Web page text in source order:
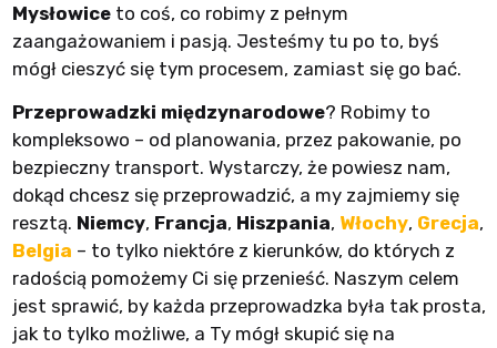
Mysłowiceto coś, co robimy z pełnym
zaangażowaniem i pasją. Jesteśmy tu po to, byś
mógł cieszyć się tym procesem, zamiast się go bać.
Przeprowadzki międzynarodowe? Robimy to
kompleksowo – od planowania, przez pakowanie, po
bezpieczny transport. Wystarczy, że powiesz nam,
dokąd chcesz się przeprowadzić, a my zajmiemy się
resztą. Niemcy, Francja, Hiszpania, Włochy, Grecja,
Belgia – to tylko niektóre z kierunków, do których z
radością pomożemy Ci się przenieść. Naszym celem
jest sprawić, by każda przeprowadzka była tak prosta,
jak to tylko możliwe, a Ty mógł skupić się na